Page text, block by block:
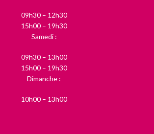
09h30 – 12h30
15h00 – 19h30
Samedi :
09h30 – 13h00
15h00 – 19h30
Dimanche :
10h00 – 13h00